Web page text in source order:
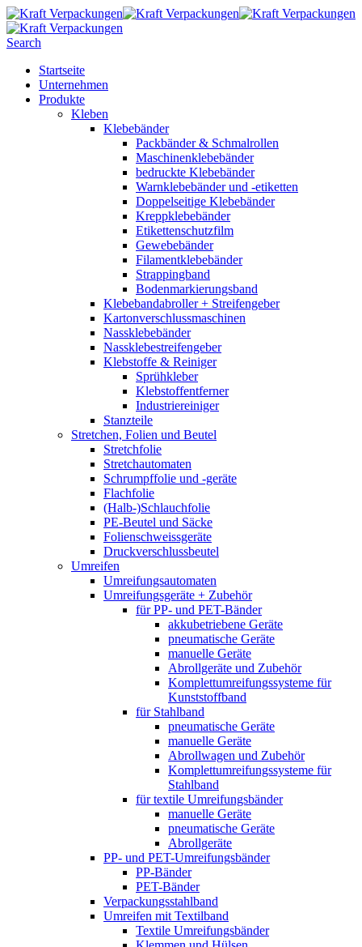
Search
Startseite
Unternehmen
Produkte
Kleben
Klebebänder
Packbänder & Schmalrollen
Maschinenklebebänder
bedruckte Klebebänder
Warnklebebänder und -etiketten
Doppelseitige Klebebänder
Kreppklebebänder
Etikettenschutzfilm
Gewebebänder
Filamentklebebänder
Strappingband
Bodenmarkierungsband
Klebebandabroller + Streifengeber
Kartonverschlussmaschinen
Nassklebebänder
Nassklebestreifengeber
Klebstoffe & Reiniger
Sprühkleber
Klebstoffentferner
Industriereiniger
Stanzteile
Stretchen, Folien und Beutel
Stretchfolie
Stretchautomaten
Schrumpffolie und -geräte
Flachfolie
(Halb-)Schlauchfolie
PE-Beutel und Säcke
Folienschweissgeräte
Druckverschlussbeutel
Umreifen
Umreifungsautomaten
Umreifungsgeräte + Zubehör
für PP- und PET-Bänder
akkubetriebene Geräte
pneumatische Geräte
manuelle Geräte
Abrollgeräte und Zubehör
Komplettumreifungssysteme für
Kunststoffband
für Stahlband
pneumatische Geräte
manuelle Geräte
Abrollwagen und Zubehör
Komplettumreifungssysteme für
Stahlband
für textile Umreifungsbänder
manuelle Geräte
pneumatische Geräte
Abrollgeräte
PP- und PET-Umreifungsbänder
PP-Bänder
PET-Bänder
Verpackungsstahlband
Umreifen mit Textilband
Textile Umreifungsbänder